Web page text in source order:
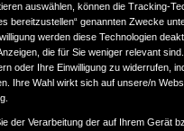
auswählen, können die Tracking-
bereitzustellen“ genannten Zwecke
werden diese Technologien
die für Sie weniger relevant
oder Ihre Einwilligung zu widerrufen,
Ihre Wahl wirkt sich auf unsere/n
der Verarbeitung der auf Ihrem Gerät